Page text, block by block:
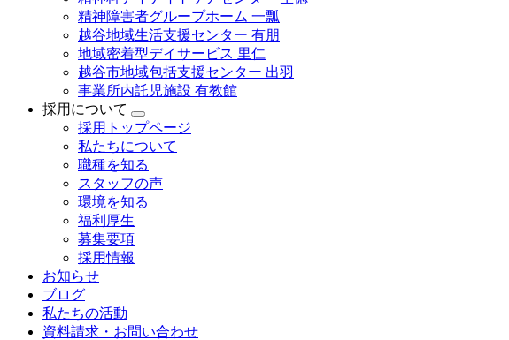
精神障害者グループホーム 一瓢
越谷地域生活支援センター 有朋
地域密着型デイサービス 里仁
越谷市地域包括支援センター 出羽
事業所内託児施設 有教館
採用について
採用トップページ
私たちについて
職種を知る
スタッフの声
環境を知る
福利厚生
募集要項
採用情報
お知らせ
ブログ
私たちの活動
資料請求・お問い合わせ